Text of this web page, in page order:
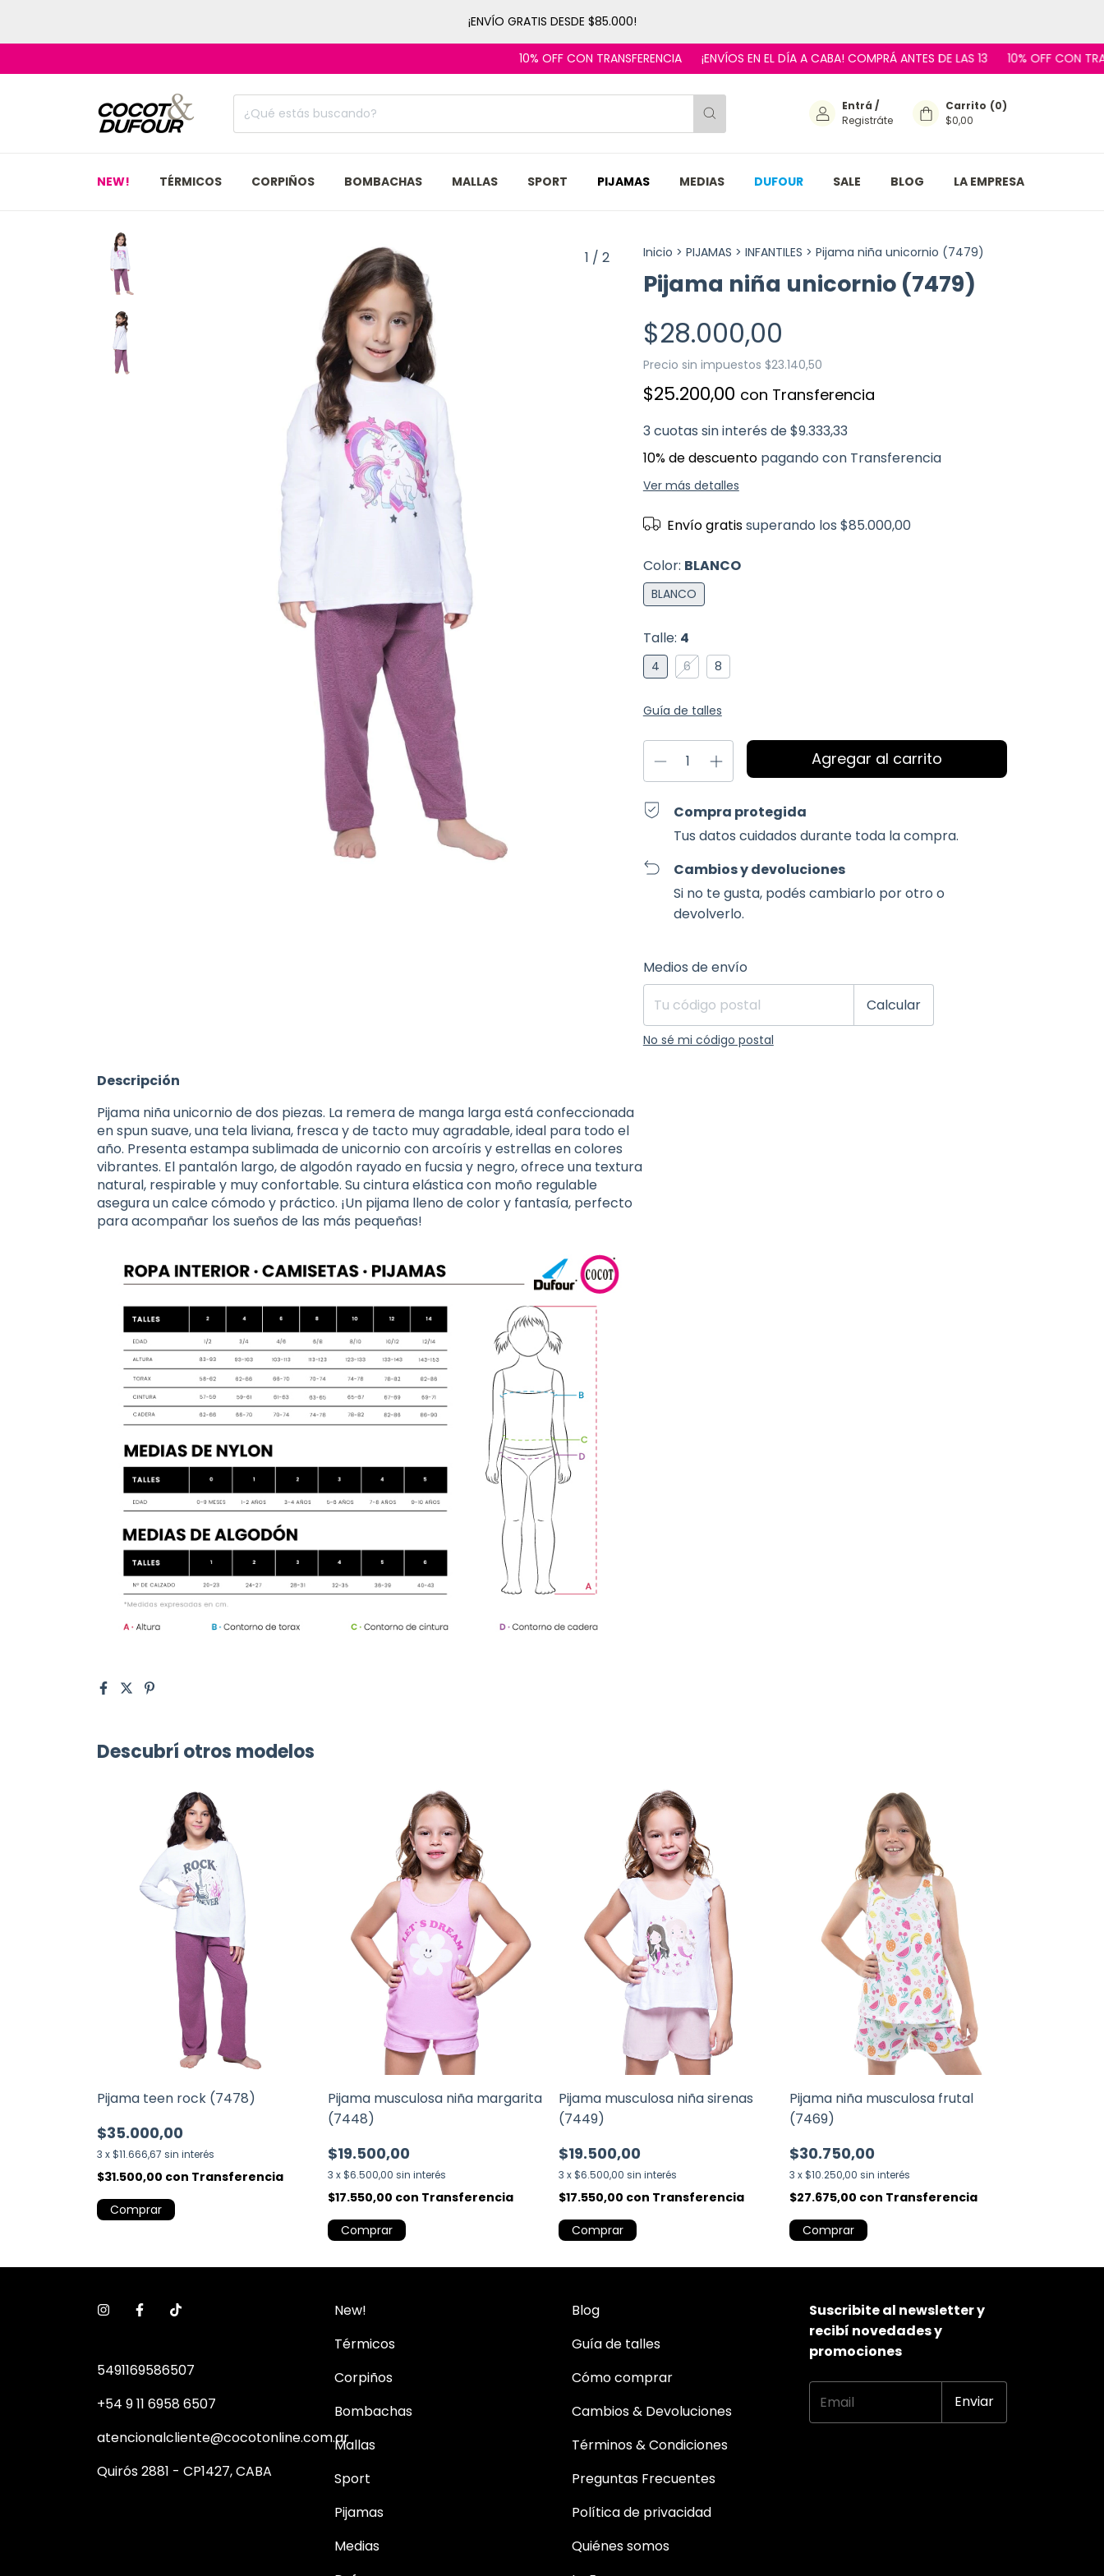
¡ENVÍO GRATIS DESDE $85.000!
10% OFF CON TRANSFERENCIA ¡ENVÍOS EN EL DÍA A CABA! COMPRÁ ANTES DE LAS 13 10% OFF CON
Entrá /
Registráte
Carrito (0)
$0,00
NEW! TÉRMICOS CORPIÑOS BOMBACHAS MALLAS SPORT PIJAMAS MEDIAS DUFOUR SALE BLOG LA EMPRESA
1 / 2 Inicio > PIJAMAS > INFANTILES > Pijama niña unicornio (7479)
Pijama niña unicornio (7479)
$28.000,00
Precio sin impuestos $23.140,50
$25.200,00 con Transferencia
3 cuotas sin interés de$9.333,33
10% de descuentopagando con Transferencia
Ver más detalles
Envío gratissuperando los$85.000,00
Color: BLANCO
BLANCO
Talle: 4
4 6 8
Guía de talles
Compra protegida
Tus datos cuidados durante toda la compra.
Cambios y devoluciones
Si no te gusta, podés cambiarlo por otro o
devolverlo.
Entregas para el CP:
Medios de envío
Calcular
No sé mi código postal
Descripción
Pijama niña unicornio de dos piezas. La remera de manga larga está confeccionada
en spun suave, una tela liviana, fresca y de tacto muy agradable, ideal para todo el
año. Presenta estampa sublimada de unicornio con arcoíris y estrellas en colores
vibrantes. El pantalón largo, de algodón rayado en fucsia y negro, ofrece una textura
natural, respirable y muy confortable. Su cintura elástica con moño regulable
asegura un calce cómodo y práctico. ¡Un pijama lleno de color y fantasía, perfecto
para acompañar los sueños de las más pequeñas!
Descubrí otros modelos
Pijama teen rock (7478)
$35.000,00
3 x $11.666,67 sin interés
$31.500,00 con Transferencia
Comprar
Pijama musculosa niña margarita
(7448)
$19.500,00
3 x $6.500,00 sin interés
$17.550,00 con Transferencia
Comprar
Pijama musculosa niña sirenas
(7449)
$19.500,00
3 x $6.500,00 sin interés
$17.550,00 con Transferencia
Comprar
Pijama niña musculosa frutal
(7469)
$30.750,00
3 x $10.250,00 sin interés
$27.675,00 con Transferencia
Comprar
5491169586507
+54 9 11 6958 6507
atencionalcliente@cocotonline.com.ar
Quirós 2881 - CP1427, CABA
New!
Térmicos
Corpiños
Bombachas
Mallas
Sport
Pijamas
Medias
Blog
Guía de talles
Cómo comprar
Cambios & Devoluciones
Términos & Condiciones
Preguntas Frecuentes
Política de privacidad
Quiénes somos
Suscribite al newsletter y
recibí novedades y
promociones